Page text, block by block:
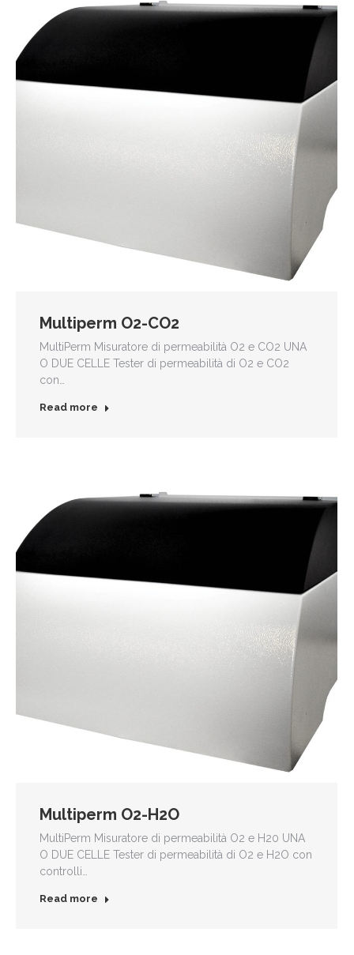
Multiperm O2-CO2
MultiPerm Misuratore di permeabilità O2 e CO2 UNA
O DUE CELLE Tester di permeabilità di O2 e CO2
con…
Read more
Multiperm O2-H2O
MultiPerm Misuratore di permeabilità O2 e H20 UNA
O DUE CELLE Tester di permeabilità di O2 e H2O con
controlli…
Read more